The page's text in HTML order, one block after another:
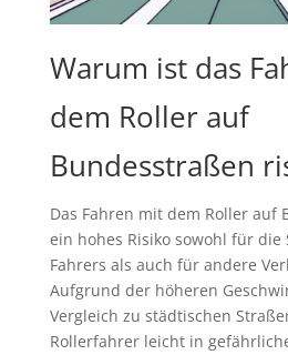
Warum ist das
dem Roller auf
Bundesstraßen
Das Fahren mit dem Roller auf
ein hohes Risiko sowohl für die
Fahrers als auch für andere
Aufgrund der höheren
Vergleich zu städtischen
Rollerfahrer leicht in